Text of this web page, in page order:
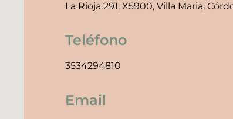
La Rioja 291, X5900, Villa Maria,
Teléfono
3534294810
Email